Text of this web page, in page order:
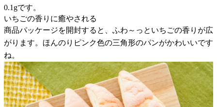
0.1gです。
いちごの香りに癒やされる
商品パッケージを開封すると、ふわ～っといちごの香りが広
がります。ほんのりピンク色の三角形のパンがかわいいです
ね。